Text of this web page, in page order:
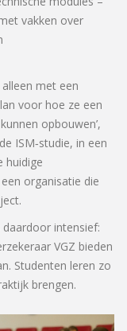
vakken over
met een
voor hoe ze een
opbouwen’,
ISM‑studie, in een
huidige
organisatie die
intensief:
VGZ bieden
Studenten leren zo
brengen.